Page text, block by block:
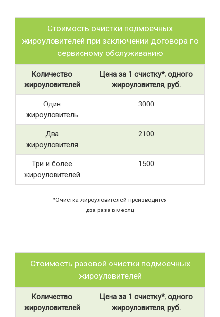
Стоимость очистки подмоечных
жироуловителей при заключении договора по
сервисному обслуживанию
Количество
жироуловителей
Цена за 1 очистку*, одного
жироуловителя, руб.
Один
жироуловитель
3000
Два
жироуловителя
2100
Три и более
жироуловителей
1500
*Очистка жироуловителей производится
два раза в месяц
Стоимость разовой очистки подмоечных
жироуловителей
Количество
жироуловителей
Цена за 1 очистку*, одного
жироуловителя, руб.